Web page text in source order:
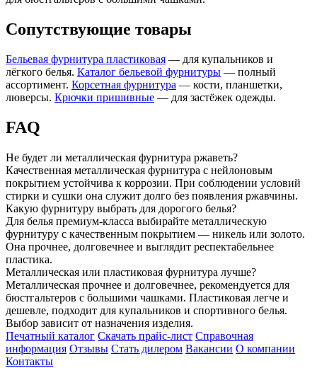
Сопутствующие товары
Бельевая фурнитура пластиковая — для купальников и
лёгкого белья. Каталог бельевой фурнитуры — полный
ассортимент. Корсетная фурнитура — кости, планшетки,
люверсы. Крючки пришивные — для застёжек одежды.
FAQ
Не будет ли металлическая фурнитура ржаветь?
Качественная металлическая фурнитура с нейлоновым
покрытием устойчива к коррозии. При соблюдении условий
стирки и сушки она служит долго без появления ржавчины.
Какую фурнитуру выбрать для дорогого белья?
Для белья премиум-класса выбирайте металлическую
фурнитуру с качественным покрытием — никель или золото.
Она прочнее, долговечнее и выглядит респектабельнее
пластика.
Металлическая или пластиковая фурнитура лучше?
Металлическая прочнее и долговечнее, рекомендуется для
бюстгальтеров с большими чашками. Пластиковая легче и
дешевле, подходит для купальников и спортивного белья.
Выбор зависит от назначения изделия.
Печатный каталог Скачать прайс-лист Справочная
информация Отзывы Стать дилером Вакансии О компании
Контакты